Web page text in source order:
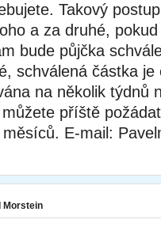
Takový
a za druhé,
bude půjčka
schválená částka
na několik týdnů
příště
E-mail:
Morstein